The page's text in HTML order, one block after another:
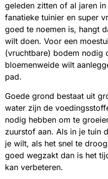
geleden zitten of al jaren
fanatieke tuinier en super
goed te noemen is, hangt
wilt doen. Voor een
(vruchtbare) bodem nodig
bloemenweide wilt
pad.
Goede grond bestaat uit
water zijn de
nodig hebben om te
zuurstof aan. Als in je tuin
je wilt, als het snel te
goed wegzakt dan is het
kan verbeteren.